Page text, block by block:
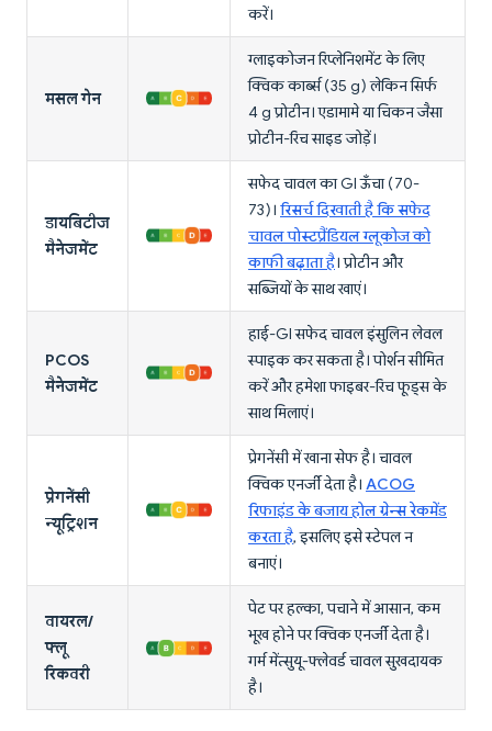
करें।
मसल गेन
ग्लाइकोजन रिप्लेनिशमेंट के लिए
क्विक कार्ब्स (35 g) लेकिन सिर्फ
4 g प्रोटीन। एडामामे या चिकन जैसा
प्रोटीन-रिच साइड जोड़ें।
डायबिटीज
मैनेजमेंट
सफेद चावल का GI ऊँचा (70-
73)। रिसर्च दिखाती है कि सफेद
चावल पोस्टप्रैंडियल ग्लूकोज को
काफी बढ़ाता है। प्रोटीन और
सब्जियों के साथ खाएं।
PCOS
मैनेजमेंट
हाई-GI सफेद चावल इंसुलिन लेवल
स्पाइक कर सकता है। पोर्शन सीमित
करें और हमेशा फाइबर-रिच फूड्स के
साथ मिलाएं।
प्रेगनेंसी
न्यूट्रिशन
प्रेगनेंसी में खाना सेफ है। चावल
क्विक एनर्जी देता है। ACOG
रिफाइंड के बजाय होल ग्रेन्स रेकमेंड
करता है, इसलिए इसे स्टेपल न
बनाएं।
वायरल/
फ्लू
रिकवरी
पेट पर हल्का, पचाने में आसान, कम
भूख होने पर क्विक एनर्जी देता है।
गर्म मेंत्सुयू-फ्लेवर्ड चावल सुखदायक
है।